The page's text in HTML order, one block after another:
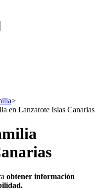
>
en Lanzarote Islas Canarias
obtener información